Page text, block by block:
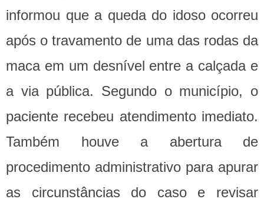
informou que a queda do idoso ocorreu
após o travamento de uma das rodas da
maca em um desnível entre a calçada e
a via pública. Segundo o município, o
paciente recebeu atendimento imediato.
Também houve a abertura de
procedimento administrativo para apurar
as circunstâncias do caso e revisar